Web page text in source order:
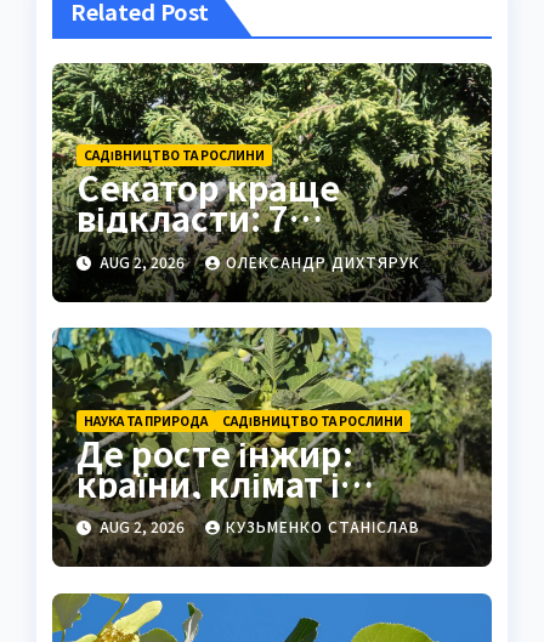
Related Post
САДІВНИЦТВО ТА РОСЛИНИ
Секатор краще
відкласти: 7
вічнозелених рослин
без обрізки
AUG 2, 2026 ОЛЕКСАНДР ДИХТЯРУК
НАУКА ТА ПРИРОДА САДІВНИЦТВО ТА РОСЛИНИ
Де росте інжир:
країни, клімат і
секрети вирощування
AUG 2, 2026 КУЗЬМЕНКО СТАНІСЛАВ